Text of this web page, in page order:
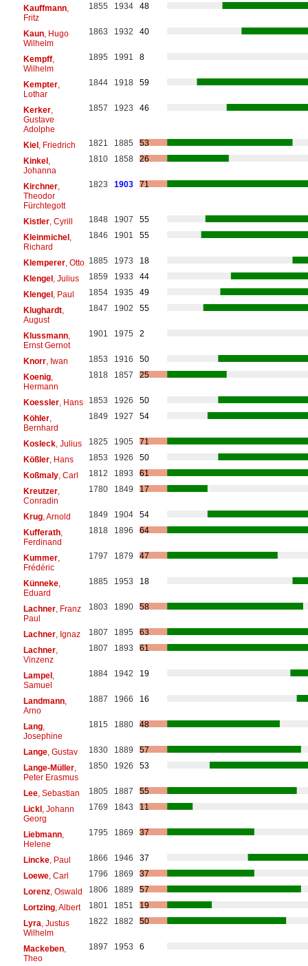
Kauffmann,
Fritz
1855 1934 48
Kaun, Hugo
Wilhelm
1863 1932 40
Kempff,
Wilhelm
1895 1991 8
Kempter,
Lothar
1844 1918 59
Kerker,
Gustave
Adolphe
1857 1923 46
Kiel, Friedrich 1821 1885
53
Kinkel,
Johanna
1810 1858 26
Kirchner,
Theodor
Fürchtegott
1823 1903 71
Kistler, Cyrill 1848 1907
55
Kleinmichel,
Richard
1846 1901 55
Klemperer, Otto 1885 1973
18
Klengel, Julius 1859 1933
44
Klengel, Paul 1854 1935
49
Klughardt,
August
1847 1902 55
Klussmann,
Ernst Gernot
1901 1975 2
Knorr, Iwan 1853 1916
50
Koenig,
Hermann
1818 1857 25
Koessler, Hans 1853 1926
50
Köhler,
Bernhard
1849 1927 54
Kosleck, Julius 1825 1905
71
Kößler, Hans 1853 1926
50
Koßmaly, Carl 1812 1893
61
Kreutzer,
Conradin
1780 1849 17
Krug, Arnold 1849 1904
54
Kufferath,
Ferdinand
1818 1896 64
Kummer,
Frédéric
1797 1879 47
Künneke,
Eduard
1885 1953 18
Lachner, Franz
Paul
1803 1890 58
Lachner, Ignaz 1807 1895
63
Lachner,
Vinzenz
1807 1893 61
Lampel,
Samuel
1884 1942 19
Landmann,
Arno
1887 1966 16
Lang,
Josephine
1815 1880 48
Lange, Gustav 1830 1889
57
Lange-Müller,
Peter Erasmus
1850 1926 53
Lee, Sebastian 1805 1887
55
Lickl, Johann
Georg
1769 1843 11
Liebmann,
Helene
1795 1869 37
Lincke, Paul 1866 1946
37
Loewe, Carl 1796 1869
37
Lorenz, Oswald 1806 1889
57
Lortzing, Albert 1801 1851
19
Lyra , Justus
Wilhelm
1822 1882 50
Mackeben,
Theo
1897 1953 6